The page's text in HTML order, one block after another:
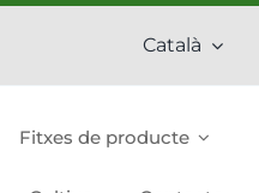
Català
Fitxes de producte